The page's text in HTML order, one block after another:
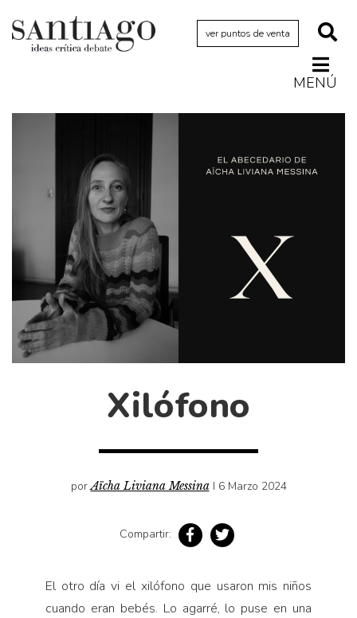
ver puntos de venta
MENÚ
Arquetipos de situación
Artes visuales
Cine y televisión
Ciudad
Cómics
Críticas
Cultura
Libros usados
Xilófono
porAïcha Liviana Messina I 6 Marzo 2024
Compartir:
El otro día vi el xilófono que usaron mis niños
cuando eran bebés. Lo agarré, lo puse en una